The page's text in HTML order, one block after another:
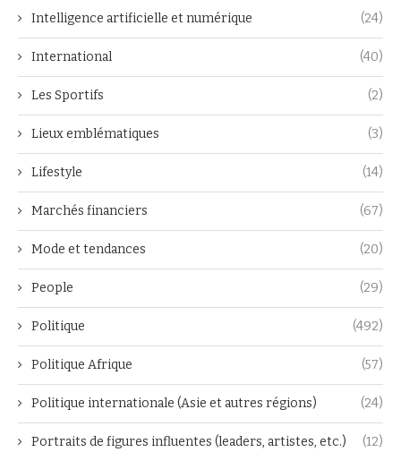
Intelligence artificielle et numérique (24)
International (40)
Les Sportifs (2)
Lieux emblématiques (3)
Lifestyle (14)
Marchés financiers (67)
Mode et tendances (20)
People (29)
Politique (492)
Politique Afrique (57)
Politique internationale (Asie et autres régions) (24)
Portraits de figures influentes (leaders, artistes, etc.) (12)